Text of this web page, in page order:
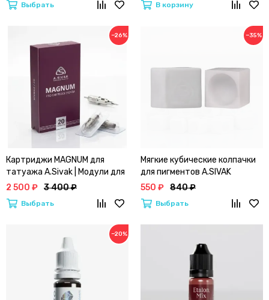
Выбрать В корзину
−26%
Картриджи MAGNUM для
татуажа A.Sivak | Модули для
ПМ
2 500 ₽ 3 400 ₽
Выбрать
−35%
Мягкие кубические колпачки
для пигментов A.SIVAK
550 ₽ 840 ₽
Выбрать
−20%